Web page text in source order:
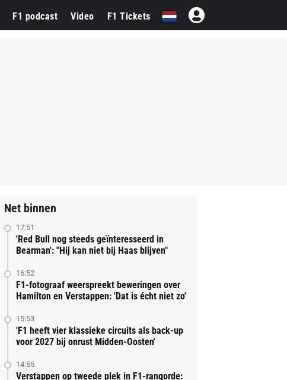
F1 podcast Video F1 Tickets
Net binnen
17:51
'Red Bull nog steeds geïnteresseerd in
Bearman': "Hij kan niet bij Haas blijven"
16:52
F1-fotograaf weerspreekt beweringen over
Hamilton en Verstappen: 'Dat is écht niet zo'
15:53
'F1 heeft vier klassieke circuits als back-up
voor 2027 bij onrust Midden-Oosten'
14:55
Verstappen op tweede plek in F1-rangorde: